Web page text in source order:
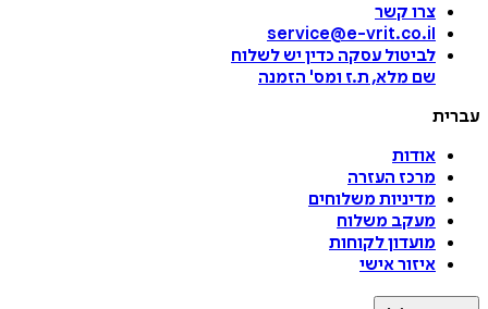
צרו קשר
service@e-vrit.co.il
לביטול עסקה כדין יש לשלוח
שם מלא, ת.ז ומס' הזמנה
עברית
אודות
מרכז העזרה
מדיניות משלוחים
מעקב משלוח
מועדון לקוחות
איזור אישי